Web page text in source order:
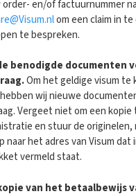
order- en/of factuurnummer
om een claim in te
te bespreken.
benodigde documenten
Om het geldige visum te
wij nieuwe
Vergeet niet om een
en stuur de
naar het adres van Visum dat
vermeld staat.
van het betaalbewijs